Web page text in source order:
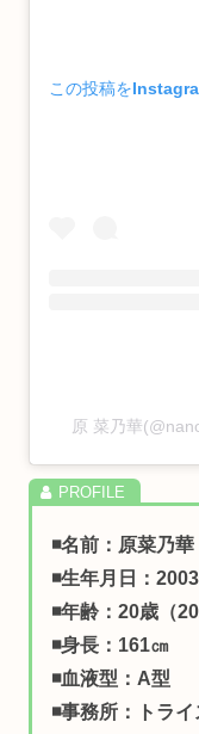
この投稿を
原 菜乃華
◾️名前：原菜乃
◾️生年月日：
◾️年齢：20歳（
◾️身長：161㎝
◾️血液型：A型
◾️事務所：トラ